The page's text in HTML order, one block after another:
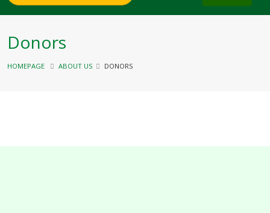
Donors
HOMEPAGE ABOUT US DONORS